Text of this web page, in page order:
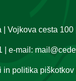
Vojkova cesta 100
| e-mail:
in politika piškotkov